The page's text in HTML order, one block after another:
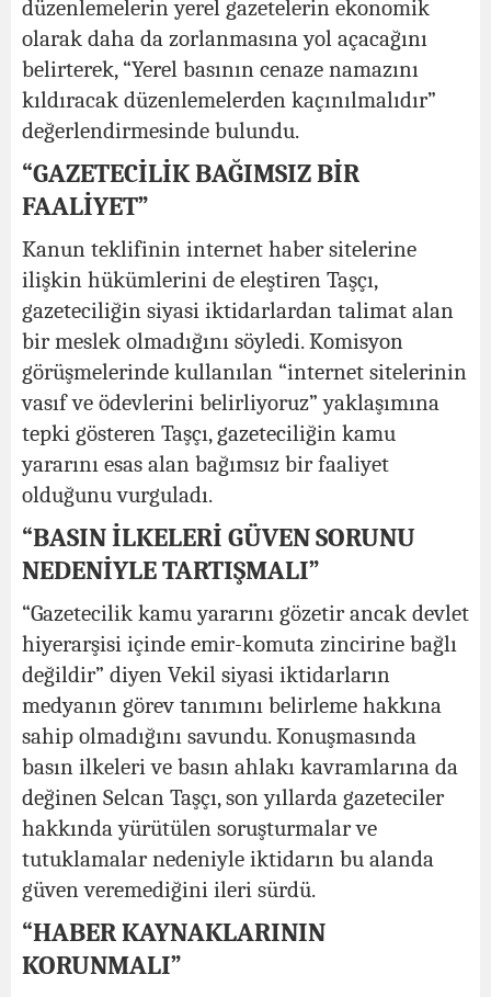
düzenlemelerin yerel gazetelerin ekonomik
olarak daha da zorlanmasına yol açacağını
belirterek, “Yerel basının cenaze namazını
kıldıracak düzenlemelerden kaçınılmalıdır”
değerlendirmesinde bulundu.
“GAZETECİLİK BAĞIMSIZ BİR
FAALİYET”
Kanun teklifinin internet haber sitelerine
ilişkin hükümlerini de eleştiren Taşçı,
gazeteciliğin siyasi iktidarlardan talimat alan
bir meslek olmadığını söyledi. Komisyon
görüşmelerinde kullanılan “internet sitelerinin
vasıf ve ödevlerini belirliyoruz” yaklaşımına
tepki gösteren Taşçı, gazeteciliğin kamu
yararını esas alan bağımsız bir faaliyet
olduğunu vurguladı.
“BASIN İLKELERİ GÜVEN SORUNU
NEDENİYLE TARTIŞMALI”
“Gazetecilik kamu yararını gözetir ancak devlet
hiyerarşisi içinde emir-komuta zincirine bağlı
değildir” diyen Vekil siyasi iktidarların
medyanın görev tanımını belirleme hakkına
sahip olmadığını savundu. Konuşmasında
basın ilkeleri ve basın ahlakı kavramlarına da
değinen Selcan Taşçı, son yıllarda gazeteciler
hakkında yürütülen soruşturmalar ve
tutuklamalar nedeniyle iktidarın bu alanda
güven veremediğini ileri sürdü.
“HABER KAYNAKLARININ
KORUNMALI”